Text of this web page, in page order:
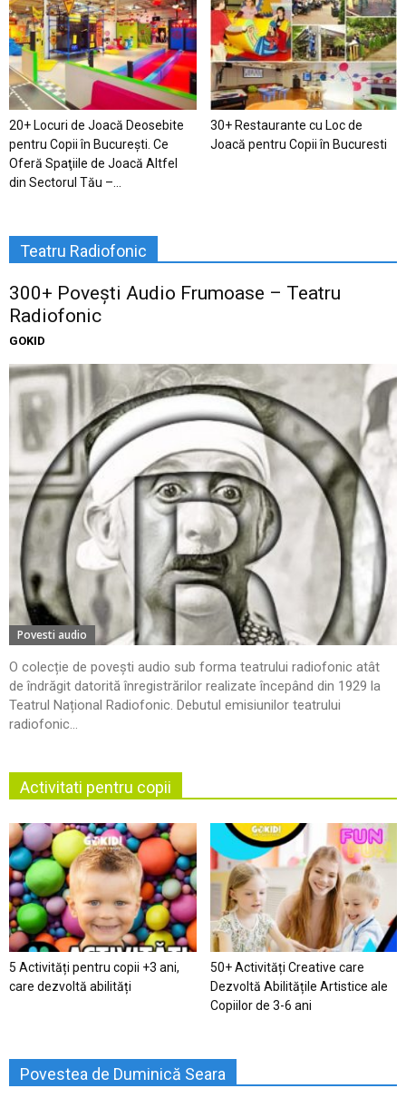
20+ Locuri de Joacă Deosebite
pentru Copii în Bucureşti. Ce
Oferă Spaţiile de Joacă Altfel
din Sectorul Tău –...
30+ Restaurante cu Loc de
Joacă pentru Copii în Bucuresti
Teatru Radiofonic
300+ Povești Audio Frumoase – Teatru
Radiofonic
GOKID
Povesti audio
O colecție de povești audio sub forma teatrului radiofonic atât
de îndrăgit datorită înregistrărilor realizate începând din 1929 la
Teatrul Național Radiofonic. Debutul emisiunilor teatrului
radiofonic...
Activitati pentru copii
5 Activități pentru copii +3 ani,
care dezvoltă abilități
50+ Activități Creative care
Dezvoltă Abilitățile Artistice ale
Copiilor de 3-6 ani
Povestea de Duminică Seara